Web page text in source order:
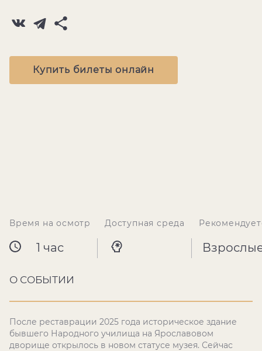
Купить билеты онлайн
Время на осмотр
1 час
Доступная среда
О СОБЫТИИ
После реставрации 2025 года историческое здание
бывшего Народного училища на Ярославовом
дворище открылось в новом статусе музея. Сейчас